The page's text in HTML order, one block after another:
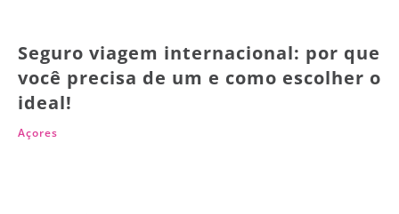
Seguro viagem internacional: por que
você precisa de um e como escolher o
ideal!
Açores